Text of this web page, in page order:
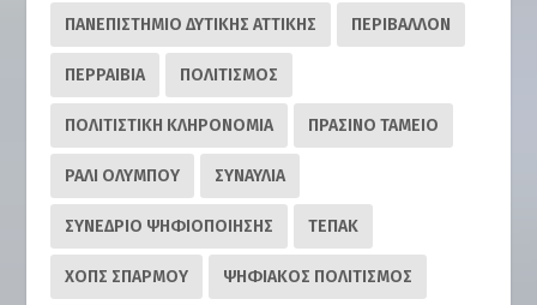
ΠΑΝΕΠΙΣΤΗΜΙΟ ΔΥΤΙΚΗΣ ΑΤΤΙΚΗΣ ΠΕΡΙΒΑΛΛΟΝ
ΠΕΡΡΑΙΒΙΑ ΠΟΛΙΤΙΣΜΟΣ
ΠΟΛΙΤΙΣΤΙΚΗ ΚΛΗΡΟΝΟΜΙΑ ΠΡΑΣΙΝΟ ΤΑΜΕΙΟ
ΡΆΛΙ ΟΛΎΜΠΟΥ ΣΥΝΑΥΛΙΑ
ΣΥΝΕΔΡΙΟ ΨΗΦΙΟΠΟΙΗΣΗΣ ΤΕΠΑΚ
ΧΟΠΣ ΣΠΑΡΜΟΥ ΨΗΦΙΑΚΟΣ ΠΟΛΙΤΙΣΜΟΣ